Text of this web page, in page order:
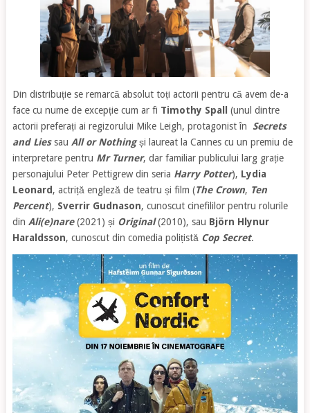
Din distribuție se remarcă absolut toți actorii pentru că avem de-a
face cu nume de excepție cum ar fi Timothy Spall (unul dintre
actorii preferați ai regizorului Mike Leigh, protagonist în Secrets
and Liessau All or Nothingși laureat la Cannes cu un premiu de
interpretare pentru Mr Turner, dar familiar publicului larg grație
personajului Peter Pettigrew din seria Harry Potter), Lydia
Leonard, actriță engleză de teatru și film (The Crown, Ten
Percent), Sverrir Gudnason, cunoscut cinefililor pentru rolurile
din Ali(e)nare(2021) și Original(2010), sau Björn Hlynur
Haraldsson, cunoscut din comedia polițistă Cop Secret.